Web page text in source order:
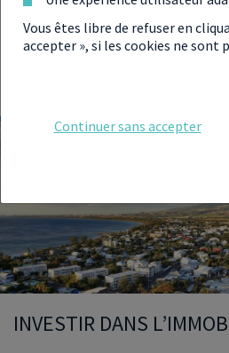
budget et votre zone de
INVESTIR DANS
Vous êtes libre de refuser en
accepter », si les cookies ne sont
Continuer sans accepter